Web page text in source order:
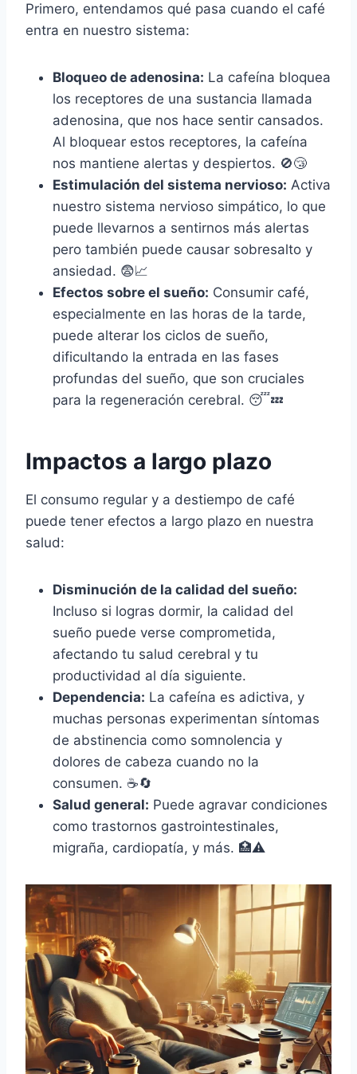
Primero, entendamos qué pasa cuando el café
entra en nuestro sistema:
Bloqueo de adenosina: La cafeína bloquea
los receptores de una sustancia llamada
adenosina, que nos hace sentir cansados.
Al bloquear estos receptores, la cafeína
nos mantiene alertas y despiertos. 🚫😴
Estimulación del sistema nervioso: Activa
nuestro sistema nervioso simpático, lo que
puede llevarnos a sentirnos más alertas
pero también puede causar sobresalto y
ansiedad. 😨📈
Efectos sobre el sueño: Consumir café,
especialmente en las horas de la tarde,
puede alterar los ciclos de sueño,
dificultando la entrada en las fases
profundas del sueño, que son cruciales
para la regeneración cerebral. 😴💤
Impactos a largo plazo
El consumo regular y a destiempo de café
puede tener efectos a largo plazo en nuestra
salud:
Disminución de la calidad del sueño:
Incluso si logras dormir, la calidad del
sueño puede verse comprometida,
afectando tu salud cerebral y tu
productividad al día siguiente.
Dependencia: La cafeína es adictiva, y
muchas personas experimentan síntomas
de abstinencia como somnolencia y
dolores de cabeza cuando no la
consumen. ☕🔄
Salud general: Puede agravar condiciones
como trastornos gastrointestinales,
migraña, cardiopatía, y más. 🏥⚠️